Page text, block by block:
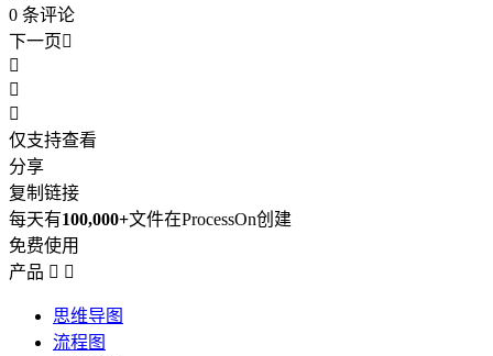
0 条评论
下一页



仅支持查看
分享
复制链接
每天有100,000+文件在ProcessOn创建
免费使用
产品  
思维导图
流程图